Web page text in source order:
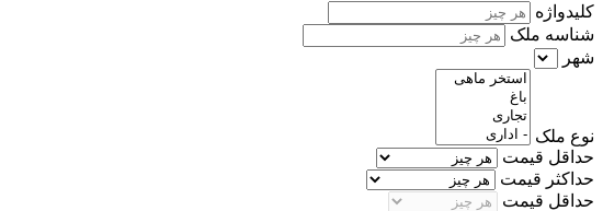
کلیدواژه
شناسه ملک
شهر
نوع ملک
حداقل قیمت
حداکثر قیمت
حداقل قیمت